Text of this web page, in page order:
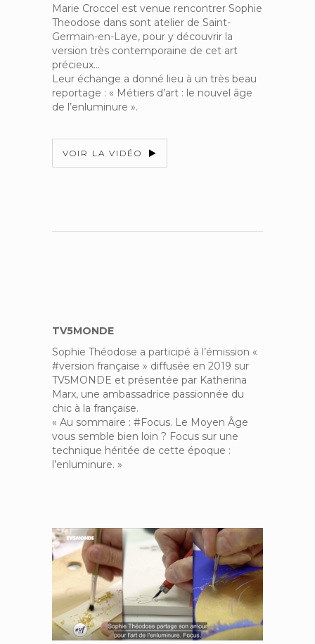
Marie Croccel est venue rencontrer Sophie
Theodose dans sont atelier de Saint-
Germain-en-Laye, pour y découvrir la
version très contemporaine de cet art
précieux…
Leur échange a donné lieu à un très beau
reportage : « Métiers d’art : le nouvel âge
de l’enluminure ».
VOIR LA VIDÉO
TV5MONDE
Sophie Théodose a participé à l’émission «
#version française » diffusée en 2019 sur
TV5MONDE et présentée par Katherina
Marx, une ambassadrice passionnée du
chic à la française.
« Au sommaire : #Focus. Le Moyen Âge
vous semble bien loin ? Focus sur une
technique héritée de cette époque :
l’enluminure. »